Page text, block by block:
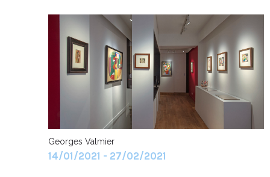
Georges Valmier
14/01/2021 - 27/02/2021